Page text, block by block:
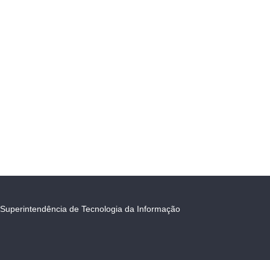
Superintendência de Tecnologia da Informação